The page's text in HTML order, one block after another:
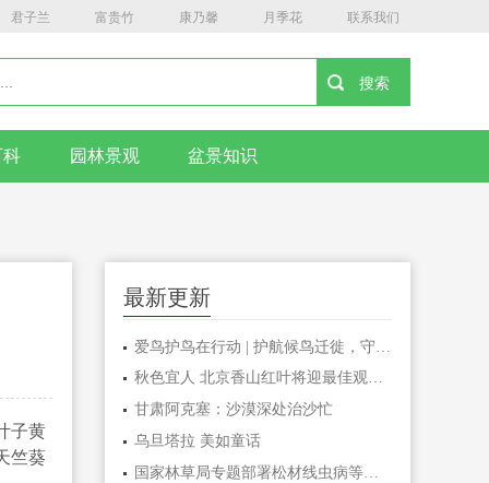
君子兰 富贵竹 康乃馨 月季花 联系我们
科 园林景观 盆景知识
子黄
竺葵
最新更新
秋色宜人 北京香山红叶将迎最佳观赏期
甘肃阿克塞：沙漠深处治沙忙
乌旦塔拉 美如童话
国家林草局专题部署松材线虫病等疫情防控工作